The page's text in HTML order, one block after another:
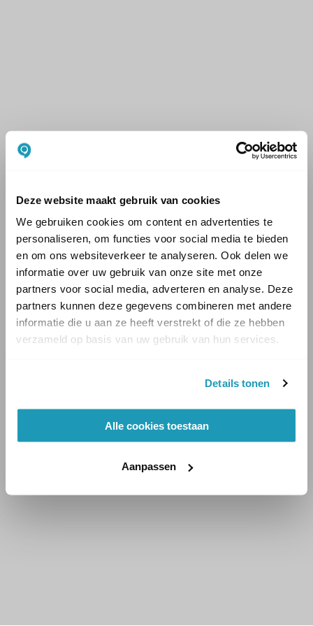
Deze website maakt gebruik van cookies
We gebruiken cookies om content en advertenties te
personaliseren, om functies voor social media te bieden
en om ons websiteverkeer te analyseren. Ook delen we
informatie over uw gebruik van onze site met onze
partners voor social media, adverteren en analyse. Deze
partners kunnen deze gegevens combineren met andere
informatie die u aan ze heeft verstrekt of die ze hebben
verzameld op basis van uw gebruik van hun services.
Details tonen
Alle cookies toestaan
Aanpassen